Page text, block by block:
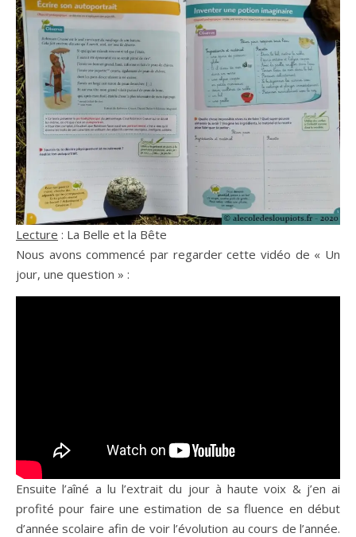
Lecture : La Belle et la Bête
Nous avons commencé par regarder cette vidéo de « Un
jour, une question » :
Ensuite l’aîné a lu l’extrait du jour à haute voix & j’en ai
profité pour faire une estimation de sa fluence en début
d’année scolaire afin de voir l’évolution au cours de l’année.